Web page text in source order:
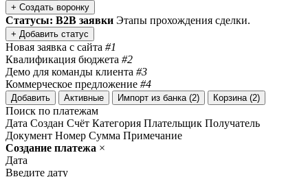
+ Создать воронку
Статусы: B2B заявки Этапы прохождения сделки.
+ Добавить статус
Новая заявка с сайта #1
Квалификация бюджета #2
Демо для команды клиента #3
Коммерческое предложение #4
Добавить Активные Импорт из банка (2) Корзина (2)
Поиск по платежам
Дата Создан Счёт Категория Плательщик Получатель
Документ Номер Сумма Примечание
Создание платежа ×
Дата
Введите дату